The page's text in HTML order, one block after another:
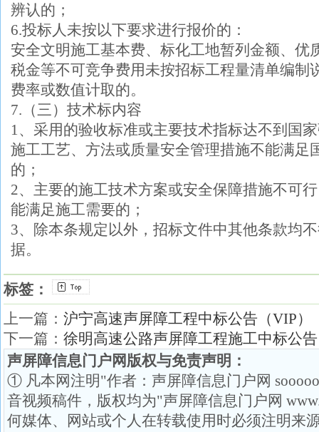
辨认的；
6.投标人未按以下要求进行报价的：
安全文明施工基本费、标化工地暂列金额、优
税金等不可竞争费用未按招标工程量清单编制
费率或数值计取的。
7.（三）技术标内容
1、采用的验收标准或主要技术指标达不到国
施工工艺、方法或质量安全管理措施不能满足
的；
2、主要的施工技术方案或安全保障措施不可
能满足施工需要的；
3、除本条规定以外，招标文件中其他条款均
据。
标签：
上一篇： 沪宁高速声屏障工程中标公告（VIP）
下一篇： 徐明高速公路声屏障工程施工中标公
声屏障信息门户网版权与免责声明：
① 凡本网注明"作者：声屏障信息门户网
音视频稿件，版权均为"声屏障信息门户网
何媒体、网站或个人在转载使用时必须注明来